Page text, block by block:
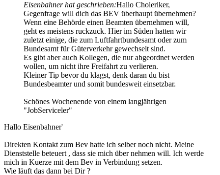
Eisenbahner hat geschrieben:Hallo Choleriker,
Gegenfrage will dich das BEV überhaupt übernehmen?
Wenn eine Behörde einen Beamten übernehmen will,
geht es meistens ruckzuck. Hier im Süden hatten wir
zuletzt einige, die zum Luftfahrtbundesamt oder zum
Bundesamt für Güterverkehr gewechselt sind.
Es gibt aber auch Kollegen, die nur abgeordnet werden
wollen, um nicht ihre Freifahrt zu verlieren.
Kleiner Tip bevor du klagst, denk daran du bist
Bundesbeamter und somit bundesweit einsetzbar.
Schönes Wochenende von einem langjährigen
"JobServiceler"
Hallo Eisenbahner'
Direkten Kontakt zum Bev hatte ich selber noch nicht. Meine
Dienststelle beteuert , dass sie mich über nehmen will. Ich werde
mich in Kuerze mit dem Bev in Verbindung setzen.
Wie läuft das dann bei Dir ?